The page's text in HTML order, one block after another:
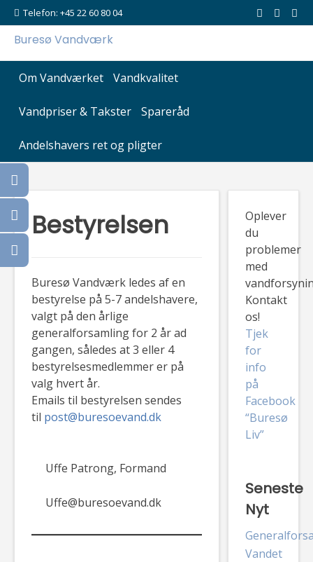
Skip
to
content
Telefon: +45 22 60 80 04
Buresø Vandværk
Om Vandværket Vandkvalitet
Vandpriser & Takster Spareråd
Andelshavers ret og pligter
Bestyrelsen
Buresø Vandværk ledes af en
bestyrelse på 5-7 andelshavere,
valgt på den årlige
generalforsamling for 2 år ad
gangen, således at 3 eller 4
bestyrelsesmedlemmer er på
valg hvert år.
Emails til bestyrelsen sendes
til post@buresoevand.dk
Uffe Patrong, Formand
Uffe@buresoevand.dk
Oplever
du
problemer
med
Kontakt
os!
Tjek
for
info
på
Facebook
“Buresø
Liv”
Seneste
Nyt
Vandet